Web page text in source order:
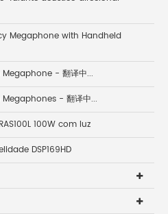
Megaphone with Handheld
- 翻译中...
- 翻译中...
100W com luz
DSP169HD